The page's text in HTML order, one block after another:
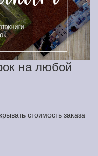
на любой
стоимость заказа